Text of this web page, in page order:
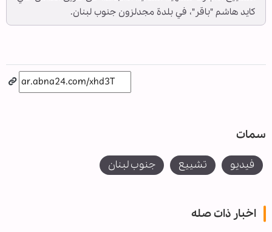
كايد هاشم "باقر"، في بلدة مجدلزون جنوب لبنان.
سمات
فیدیو تشييع جنوب لبنان
اخبار ذات صله